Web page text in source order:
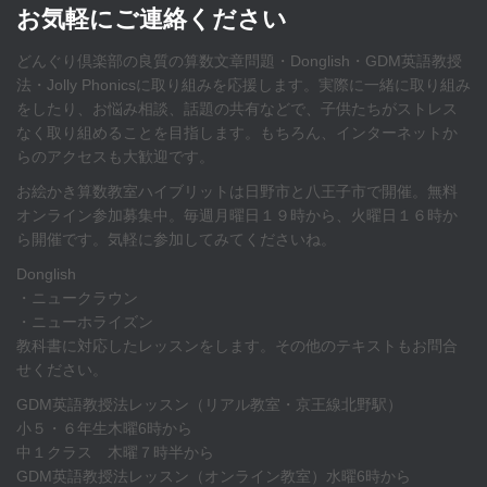
お気軽にご連絡ください
どんぐり倶楽部の良質の算数文章問題・Donglish・GDM英語教授
法・Jolly Phonicsに取り組みを応援します。実際に一緒に取り組み
をしたり、お悩み相談、話題の共有などで、子供たちがストレス
なく取り組めることを目指します。もちろん、インターネットか
らのアクセスも大歓迎です。
お絵かき算数教室ハイブリットは日野市と八王子市で開催。無料
オンライン参加募集中。毎週月曜日１９時から、火曜日１６時か
ら開催です。気軽に参加してみてくださいね。
Donglish
・ニュークラウン
・ニューホライズン
教科書に対応したレッスンをします。その他のテキストもお問合
せください。
GDM英語教授法レッスン（リアル教室・京王線北野駅）
小５・６年生木曜6時から
中１クラス 木曜７時半から
GDM英語教授法レッスン（オンライン教室）水曜6時から